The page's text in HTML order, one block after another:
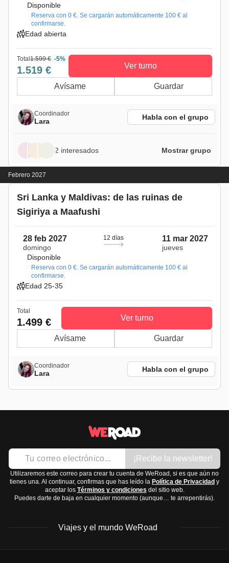
Disponible
Reserva con 0 €. Se cargarán automáticamente 100 € al
confirmarse.
Edad abierta
Total1.599 € -5%
1.519 € Ver turno
Avísame Guardar
Coordinador
Lara Habla con el grupo
2 interesados Mostrar grupo
Febrero 2027
Sri Lanka y Maldivas: de las ruinas de
Sigiriya a Maafushi
28 feb 2027
domingo
12 días 11 mar 2027
jueves
Disponible
Reserva con 0 €. Se cargarán automáticamente 100 € al
confirmarse.
Edad 25-35
Total
1.499 € Ver turno
Avísame Guardar
Coordinador
Lara Habla con el grupo
¡Recibe la newsletter!
Utilizaremos este correo para crear tu cuenta de WeRoad, si es que aún no
tienes una. Al continuar, confirmas que has leído la Política de Privacidad y
aceptar los Términos y condiciones del sitio web.
Puedes darte de baja en cualquier momento (aunque… te arrepentirás).
Viajes y el mundo WeRoad